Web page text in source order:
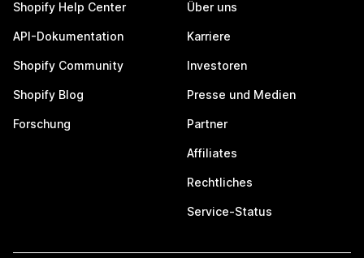
Shopify Help Center
API-Dokumentation
Shopify Community
Shopify Blog
Forschung
Über uns
Karriere
Investoren
Presse und Medien
Partner
Affiliates
Rechtliches
Service-Status